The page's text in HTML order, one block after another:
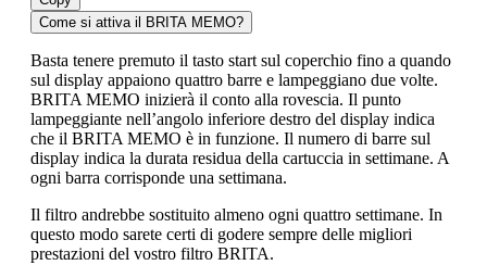
Come si attiva il BRITA MEMO?
Basta tenere premuto il tasto start sul coperchio fino a quando
sul display appaiono quattro barre e lampeggiano due volte.
BRITA MEMO inizierà il conto alla rovescia. Il punto
lampeggiante nell’angolo inferiore destro del display indica
che il BRITA MEMO è in funzione. Il numero di barre sul
display indica la durata residua della cartuccia in settimane. A
ogni barra corrisponde una settimana.
Il filtro andrebbe sostituito almeno ogni quattro settimane. In
questo modo sarete certi di godere sempre delle migliori
prestazioni del vostro filtro BRITA.